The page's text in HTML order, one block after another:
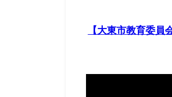
【大東市教育委